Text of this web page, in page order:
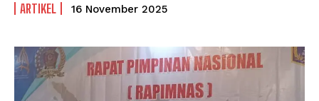
ARTIKEL 16 November 2025